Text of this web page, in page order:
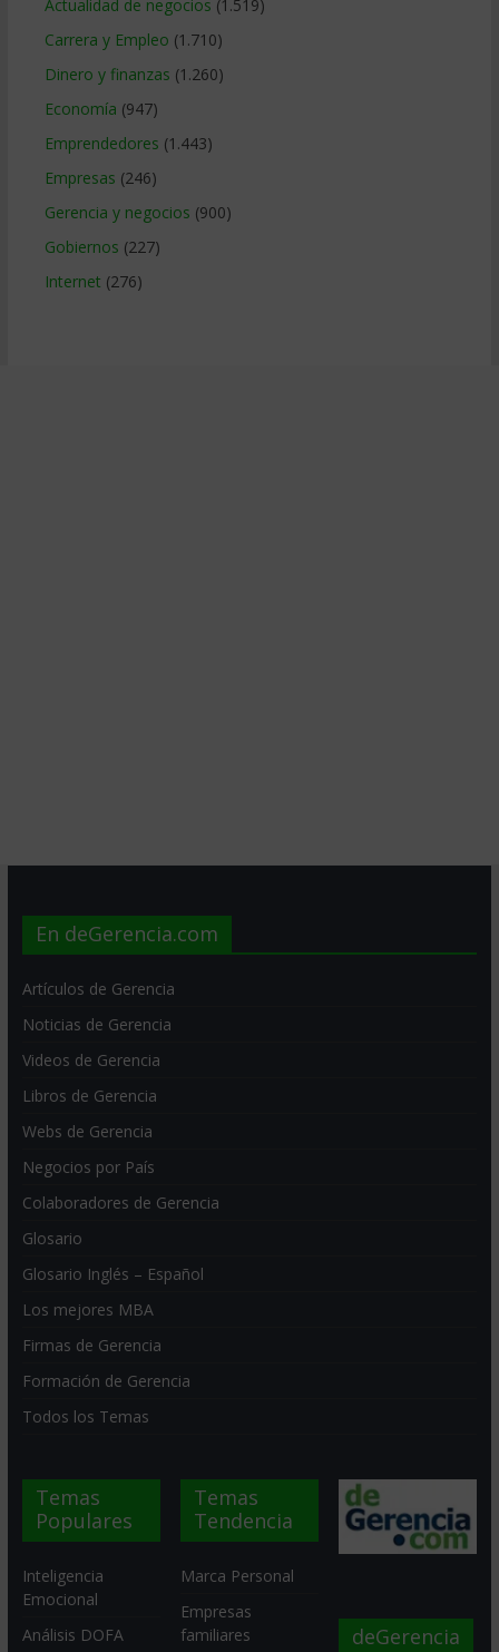
Actualidad de negocios (1.519)
Carrera y Empleo (1.710)
Dinero y finanzas (1.260)
Economía (947)
Emprendedores (1.443)
Empresas (246)
Gerencia y negocios (900)
Gobiernos (227)
Internet (276)
En deGerencia.com
Artículos de Gerencia
Noticias de Gerencia
Videos de Gerencia
Libros de Gerencia
Webs de Gerencia
Negocios por País
Colaboradores de Gerencia
Glosario
Glosario Inglés – Español
Los mejores MBA
Firmas de Gerencia
Formación de Gerencia
Todos los Temas
Temas
Populares
Inteligencia
Emocional
Análisis DOFA
Temas
Tendencia
Marca Personal
Empresas
familiares
deGerencia